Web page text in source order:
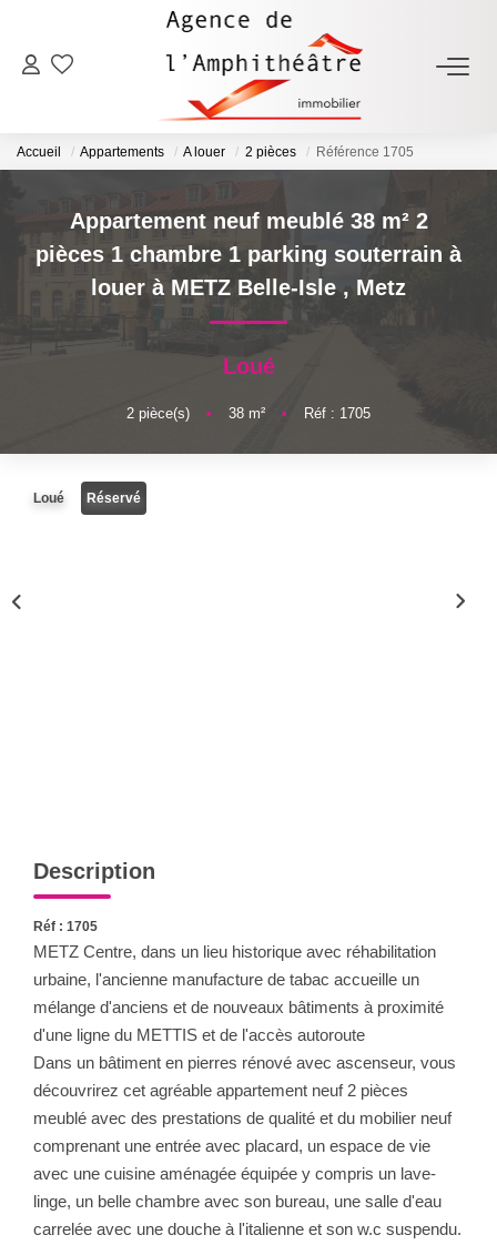
ACHETER
ESTIMER
FAIRE GÉRER
NOTRE AGENCE
Accueil Appartements A louer 2 pièces Référence 1705
Appartement neuf meublé 38 m² 2
pièces 1 chambre 1 parking souterrain à
louer à METZ Belle-Isle , Metz
Loué
2 pièce(s) • 38 m² • Réf : 1705
Loué Réservé
Description
Réf : 1705
METZ Centre, dans un lieu historique avec réhabilitation
urbaine, l'ancienne manufacture de tabac accueille un
mélange d'anciens et de nouveaux bâtiments à proximité
d'une ligne du METTIS et de l'accès autoroute
Dans un bâtiment en pierres rénové avec ascenseur, vous
découvrirez cet agréable appartement neuf 2 pièces
meublé avec des prestations de qualité et du mobilier neuf
comprenant une entrée avec placard, un espace de vie
avec une cuisine aménagée équipée y compris un lave-
linge, un belle chambre avec son bureau, une salle d'eau
carrelée avec une douche à l'italienne et son w.c suspendu.